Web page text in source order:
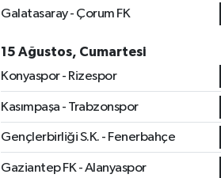
Galatasaray - Çorum FK
15 Ağustos, Cumartesi
Konyaspor - Rizespor
Kasımpaşa - Trabzonspor
Gençlerbirliği S.K. - Fenerbahçe
Gaziantep FK - Alanyaspor